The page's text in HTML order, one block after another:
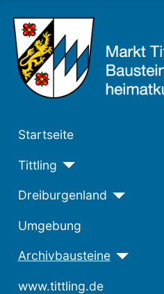
Startseite
Tittling
Dreiburgenland
Umgebung
Archivbausteine
www.tittling.de